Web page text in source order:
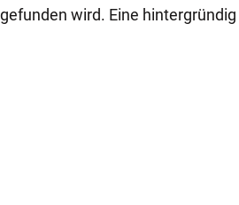
wird. Eine hintergründig